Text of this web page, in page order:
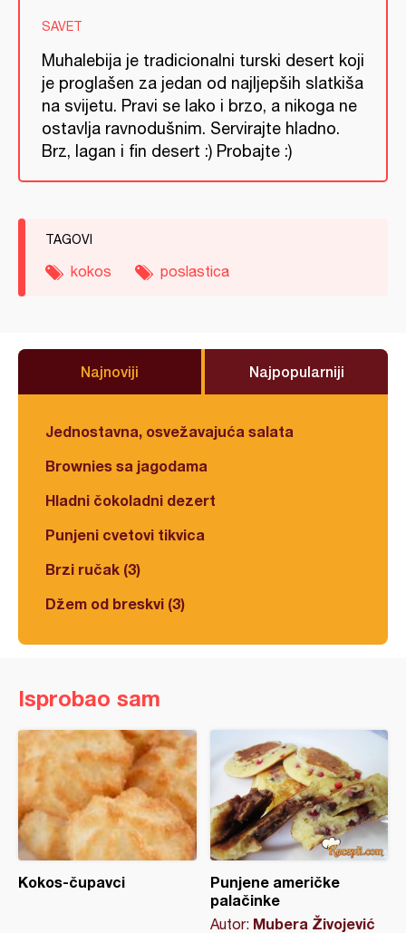
SAVET
Muhalebija je tradicionalni turski desert koji
je proglašen za jedan od najljepših slatkiša
na svijetu. Pravi se lako i brzo, a nikoga ne
ostavlja ravnodušnim. Servirajte hladno.
Brz, lagan i fin desert :) Probajte :)
TAGOVI
kokos poslastica
Najnoviji Najpopularniji
Jednostavna, osvežavajuća salata
Brownies sa jagodama
Hladni čokoladni dezert
Punjeni cvetovi tikvica
Brzi ručak (3)
Džem od breskvi (3)
Isprobao sam
Kokos-čupavci
Punjene američke
palačinke
Autor: Mubera Živojević